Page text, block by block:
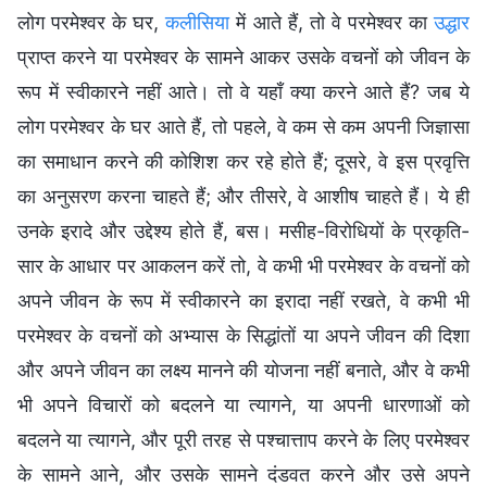
लोग परमेश्वर के घर,कलीसियामें आते हैं, तो वे परमेश्वर काउद्धार
प्राप्त करने या परमेश्वर के सामने आकर उसके वचनों को जीवन के
रूप में स्वीकारने नहीं आते। तो वे यहाँ क्या करने आते हैं? जब ये
लोग परमेश्वर के घर आते हैं, तो पहले, वे कम से कम अपनी जिज्ञासा
का समाधान करने की कोशिश कर रहे होते हैं; दूसरे, वे इस प्रवृत्ति
का अनुसरण करना चाहते हैं; और तीसरे, वे आशीष चाहते हैं। ये ही
उनके इरादे और उद्देश्य होते हैं, बस। मसीह-विरोधियों के प्रकृति-
सार के आधार पर आकलन करें तो, वे कभी भी परमेश्वर के वचनों को
अपने जीवन के रूप में स्वीकारने का इरादा नहीं रखते, वे कभी भी
परमेश्वर के वचनों को अभ्यास के सिद्धांतों या अपने जीवन की दिशा
और अपने जीवन का लक्ष्य मानने की योजना नहीं बनाते, और वे कभी
भी अपने विचारों को बदलने या त्यागने, या अपनी धारणाओं को
बदलने या त्यागने, और पूरी तरह से पश्चात्ताप करने के लिए परमेश्वर
के सामने आने, और उसके सामने दंडवत करने और उसे अपने